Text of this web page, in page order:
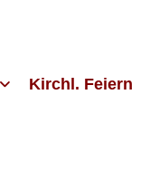
Kirchl. Feiern